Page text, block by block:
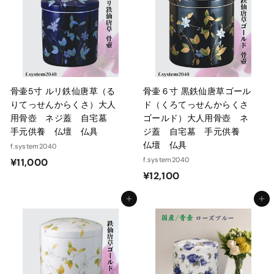
1
0
0
1
0
0
骨壷5寸 ルリ鉄仙唐草（る
りてっせんからくさ）大人
用骨壺 ネジ蓋 自宅墓
手元供養 仏壇 仏具
f.system2040
¥11,000¥
,
0
0
0
骨壷６寸 黒鉄仙唐草ゴール
ド（くろてっせんからくさ
ゴールド）大人用骨壺 ネ
ジ蓋 自宅墓 手元供養
仏壇 仏具
f.system2040
¥12,100¥
2
,
0
0
カートに入れる カートに入れる